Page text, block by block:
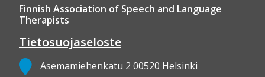
Finnish Association of Speech and Language
Therapists
Tietosuojaseloste
Asemamiehenkatu 2 00520 Helsinki